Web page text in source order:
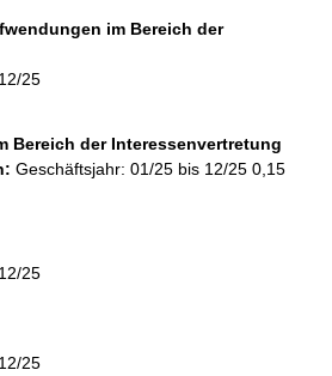
im Bereich der
25
Bereich der Interessenvertretung
Geschäftsjahr: 01/25 bis 12/25 0,15
25
25